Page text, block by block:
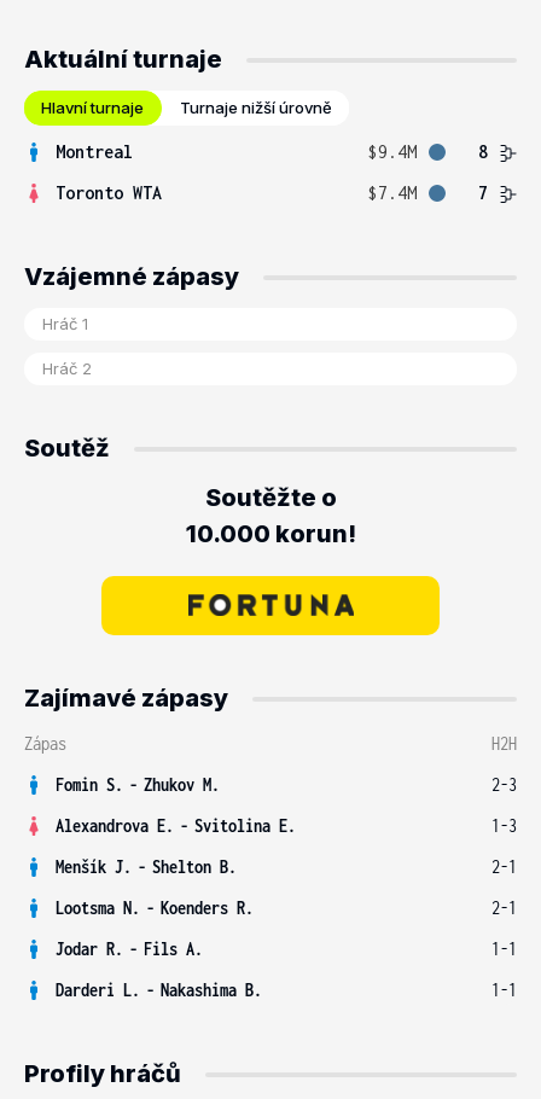
Aktuální turnaje
Hlavní turnaje Turnaje nižší úrovně
Montreal $9.4M
8
Toronto WTA
$7.4M 7
Vzájemné zápasy
Soutěž
Soutěžte o
10.000 korun!
Zajímavé zápasy
Zápas
H2H
Fomin S. - Zhukov M.
2-3
Alexandrova E. - Svitolina E.
1-3
Menšík J. - Shelton B.
2-1
Lootsma N. - Koenders R.
2-1
Jodar R. - Fils A.
1-1
Darderi L. - Nakashima B. 1-1
Profily hráčů